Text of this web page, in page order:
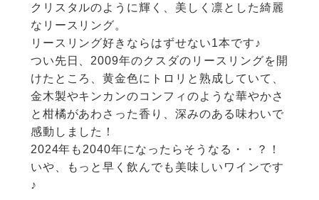
クリスタルのように輝く、美しく凛とした綺麗
なリースリング。
リースリング好きならはずせない1本です♪
つい先日、2009年のクスダのリースリングを開
けたところ、黄金色にトロリと熟成していて、
金木製やキンカンのコンフィのような華やかさ
と柑橘があわさった香り、深みのある味わいで
感動しました！
2024年も2040年になったらそうなる・・？！
いや、もっと早く飲んでも美味しいワインです
♪